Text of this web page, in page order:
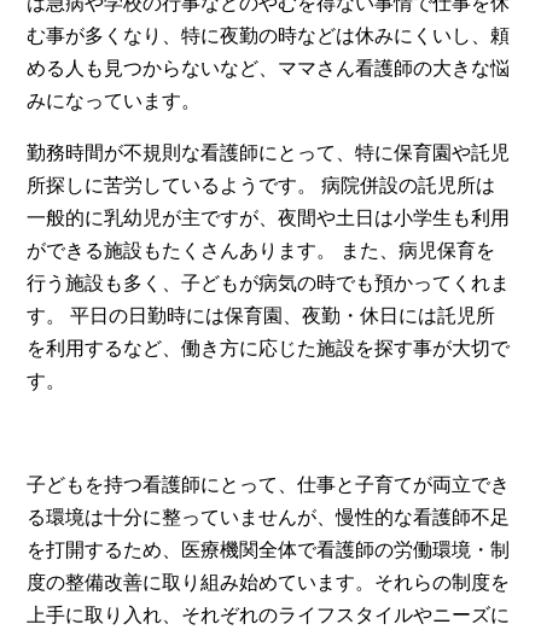
む事が多くなり、特に夜勤の時などは休みにくいし、頼
める人も見つからないなど、ママさん看護師の大きな悩
みになっています。
勤務時間が不規則な看護師にとって、特に保育園や託児
所探しに苦労しているようです。 病院併設の託児所は
一般的に乳幼児が主ですが、夜間や土日は小学生も利用
ができる施設もたくさんあります。 また、病児保育を
行う施設も多く、子どもが病気の時でも預かってくれま
す。 平日の日勤時には保育園、夜勤・休日には託児所
を利用するなど、働き方に応じた施設を探す事が大切で
す。
子どもを持つ看護師にとって、仕事と子育てが両立でき
る環境は十分に整っていませんが、慢性的な看護師不足
を打開するため、医療機関全体で看護師の労働環境・制
度の整備改善に取り組み始めています。それらの制度を
上手に取り入れ、それぞれのライフスタイルやニーズに